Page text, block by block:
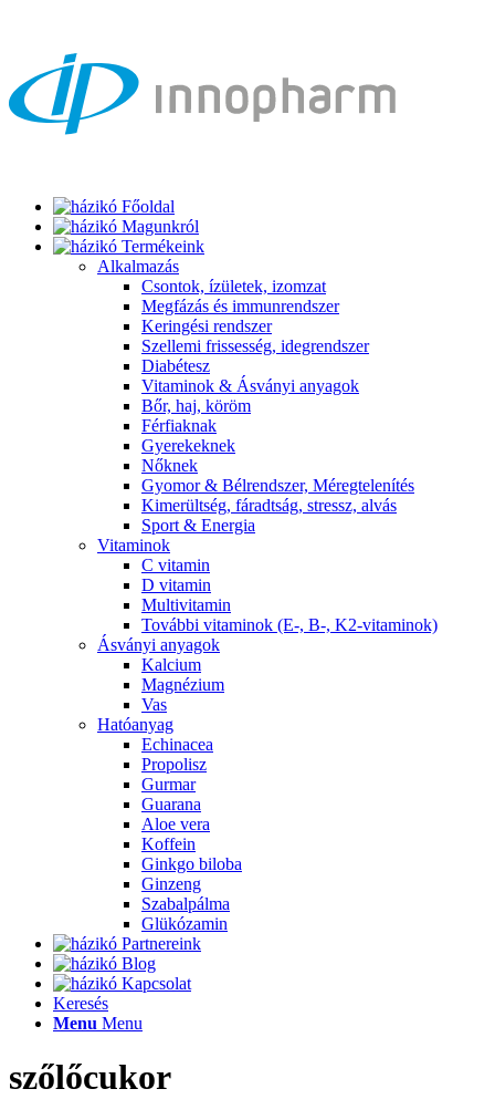
Főoldal
Magunkról
Termékeink
Alkalmazás
Csontok, ízületek, izomzat
Megfázás és immunrendszer
Keringési rendszer
Szellemi frissesség, idegrendszer
Diabétesz
Vitaminok & Ásványi anyagok
Bőr, haj, köröm
Férfiaknak
Gyerekeknek
Nőknek
Gyomor & Bélrendszer, Méregtelenítés
Kimerültség, fáradtság, stressz, alvás
Sport & Energia
Vitaminok
C vitamin
D vitamin
Multivitamin
További vitaminok (E-, B-, K2-vitaminok)
Ásványi anyagok
Kalcium
Magnézium
Vas
Hatóanyag
Echinacea
Propolisz
Gurmar
Guarana
Aloe vera
Koffein
Ginkgo biloba
Ginzeng
Szabalpálma
Glükózamin
Partnereink
Blog
Kapcsolat
Keresés
Menu Menu
szőlőcukor